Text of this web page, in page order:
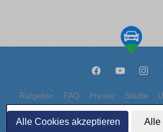
Alle Cookies akzeptieren Alle
Ratgeber FAQ Presse Städte
Datenschutz